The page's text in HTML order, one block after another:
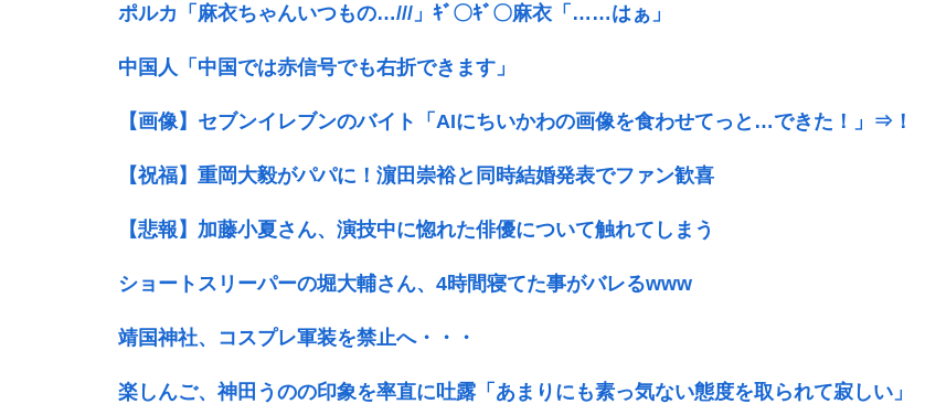
ポルカ「麻衣ちゃんいつもの…///」ｷﾞ〇ｷﾞ〇麻衣「……はぁ」
中国人「中国では赤信号でも右折できます」
【画像】セブンイレブンのバイト「AIにちいかわの画像を食わせてっと…できた！」⇒！
【祝福】重岡大毅がパパに！濵田崇裕と同時結婚発表でファン歓喜
【悲報】加藤小夏さん、演技中に惚れた俳優について触れてしまう
ショートスリーパーの堀大輔さん、4時間寝てた事がバレるwww
靖国神社、コスプレ軍装を禁止へ・・・
楽しんご、神田うのの印象を率直に吐露「あまりにも素っ気ない態度を取られて寂しい」